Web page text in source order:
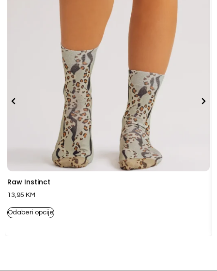
Raw Instinct
13,95 KM
Odaberi opcije